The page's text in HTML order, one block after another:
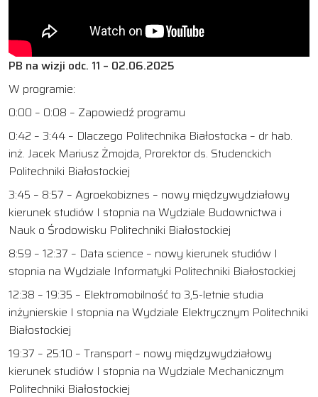
PB na wizji odc. 11 – 02.06.2025
W programie:
0:00 – 0:08 – Zapowiedź programu
0:42 – 3:44 – Dlaczego Politechnika Białostocka – dr hab.
inż. Jacek Mariusz Żmojda, Prorektor ds. Studenckich
Politechniki Białostockiej
3:45 – 8:57 – Agroekobiznes – nowy międzywydziałowy
kierunek studiów I stopnia na Wydziale Budownictwa i
Nauk o Środowisku Politechniki Białostockiej
8:59 – 12:37 – Data science – nowy kierunek studiów I
stopnia na Wydziale Informatyki Politechniki Białostockiej
12:38 – 19:35 – Elektromobilność to 3,5-letnie studia
inżynierskie I stopnia na Wydziale Elektrycznym Politechniki
Białostockiej
19:37 – 25:10 – Transport – nowy międzywydziałowy
kierunek studiów I stopnia na Wydziale Mechanicznym
Politechniki Białostockiej